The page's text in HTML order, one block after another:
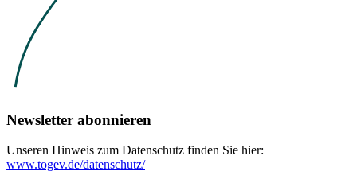
Newsletter abonnieren
Unseren Hinweis zum Datenschutz finden Sie hier:
www.togev.de/datenschutz/